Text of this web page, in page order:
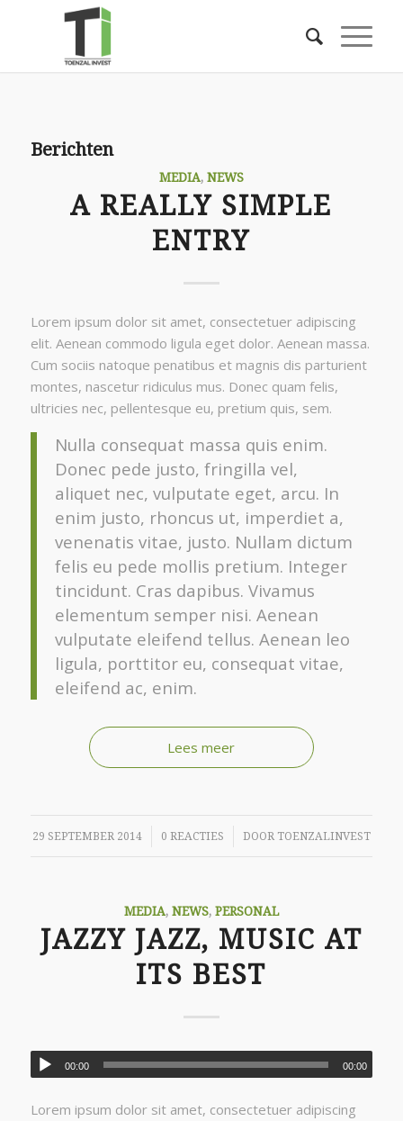
Berichten
MEDIA, NEWS
A REALLY SIMPLE
ENTRY
Lorem ipsum dolor sit amet, consectetuer adipiscing
elit. Aenean commodo ligula eget dolor. Aenean massa.
Cum sociis natoque penatibus et magnis dis parturient
montes, nascetur ridiculus mus. Donec quam felis,
ultricies nec, pellentesque eu, pretium quis, sem.
Nulla consequat massa quis enim.
Donec pede justo, fringilla vel,
aliquet nec, vulputate eget, arcu. In
enim justo, rhoncus ut, imperdiet a,
venenatis vitae, justo. Nullam dictum
felis eu pede mollis pretium. Integer
tincidunt. Cras dapibus. Vivamus
elementum semper nisi. Aenean
vulputate eleifend tellus. Aenean leo
ligula, porttitor eu, consequat vitae,
eleifend ac, enim.
Lees meer
29 SEPTEMBER 2014
/ 0 REACTIES
/ DOOR TOENZALINVEST
MEDIA, NEWS, PERSONAL
JAZZY JAZZ, MUSIC AT
ITS BEST
00:00 00:00
Lorem ipsum dolor sit amet, consectetuer adipiscing